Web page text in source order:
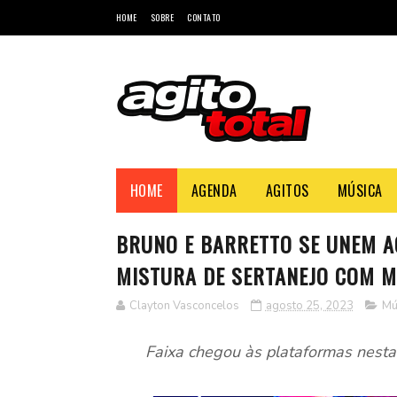
HOME SOBRE CONTATO
HOME AGENDA AGITOS MÚSICA
BRUNO E BARRETTO SE UNEM
MISTURA DE SERTANEJO COM
Clayton Vasconcelos agosto 25, 2023
Faixa chegou às plataformas